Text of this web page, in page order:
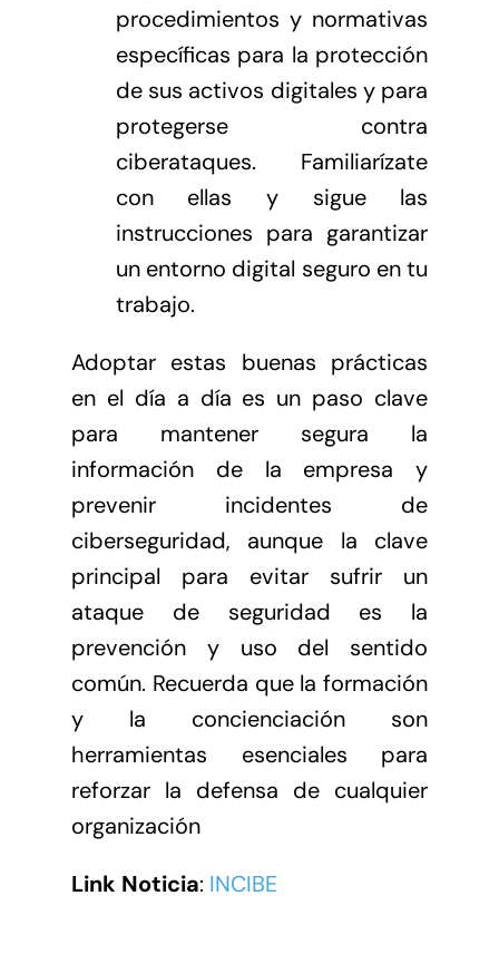
procedimientos y normativas
específicas para la protección
de sus activos digitales y para
protegerse contra
ciberataques. Familiarízate
con ellas y sigue las
instrucciones para garantizar
un entorno digital seguro en tu
trabajo.
Adoptar estas buenas prácticas
en el día a día es un paso clave
para mantener segura la
información de la empresa y
prevenir incidentes de
ciberseguridad, aunque la clave
principal para evitar sufrir un
ataque de seguridad es la
prevención y uso del sentido
común. Recuerda que la formación
y la concienciación son
herramientas esenciales para
reforzar la defensa de cualquier
organización
Link Noticia: INCIBE